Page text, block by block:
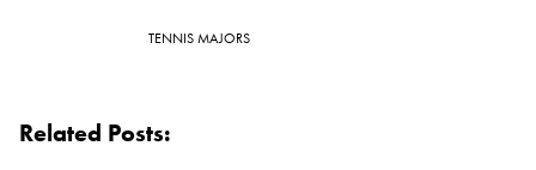
TENNIS MAJORS
Related Posts: